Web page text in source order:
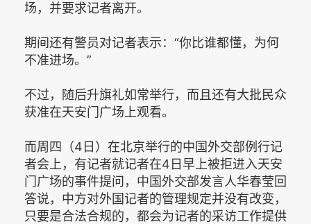
场，并要求记者离开。
期间还有警员对记者表示：“你比谁都懂，为何
不准进场。”
不过，随后升旗礼如常举行，而且还有大批民众
获准在天安门广场上观看。
而周四（4日）在北京举行的中国外交部例行记
者会上，有记者就记者在4日早上被拒进入天安
门广场的事件提问，中国外交部发言人华春莹回
答说，中方对外国记者的管理规定并没有改变，
只要是合法合规的，都会为记者的采访工作提供